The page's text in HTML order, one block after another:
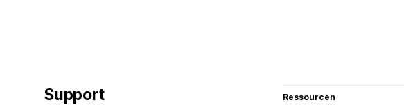
Support Ressourcen